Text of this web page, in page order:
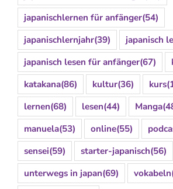
japanischlernen für anfänger(54)
japanischlernjahr(39) japanisch
japanisch lesen für anfänger(67)
katakana(86) kultur(36) kurs
lernen(68) lesen(44) Manga
manuela(53) online(55)
sensei(59) starter-japanisch(56)
unterwegs in japan(69) vokabeln